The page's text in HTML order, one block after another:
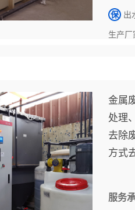
保 出
生产厂
金属
处理
去除
方式
服务